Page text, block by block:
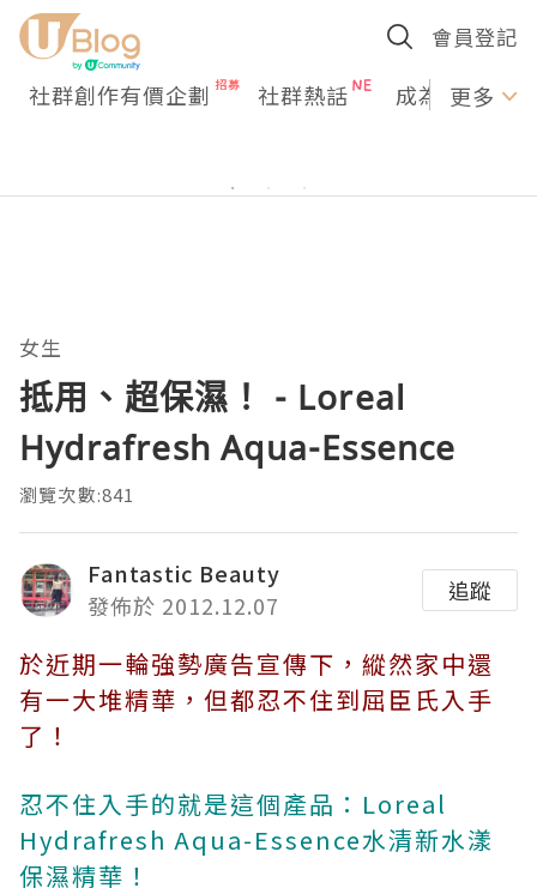
會員登記
社群創作有價企劃 社群熱話 成為U更多
女生
抵用、超保濕！ - Loreal
Hydrafresh Aqua-Essence
瀏覽次數:841
Fantastic Beauty
發佈於 2012.12.07
追蹤
於近期一輪強勢廣告宣傳下，縱然家中還
有一大堆精華，但都忍不住到屈臣氏入手
了！
忍不住入手的就是這個產品：Loreal
Hydrafresh Aqua-Essence水清新水漾
保濕精華！